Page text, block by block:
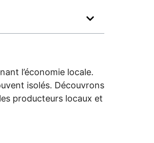
l’économie locale.
isolés. Découvrons
producteurs locaux et